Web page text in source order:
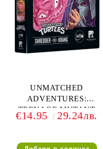
UNMATCHED
ADVENTURES:
TEENAGE MUTANT
NINJA TURTLES -
€14.95 29.24лв.